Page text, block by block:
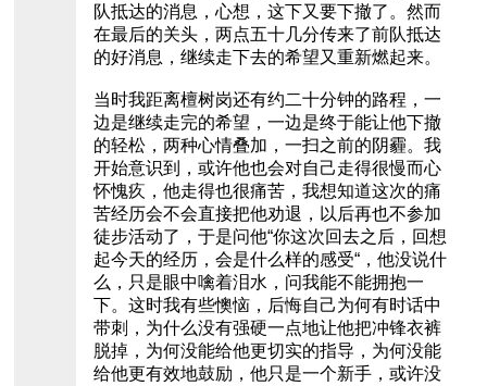
队抵达的消息，心想，这下又要下撤了。然而
在最后的关头，两点五十几分传来了前队抵达
的好消息，继续走下去的希望又重新燃起来。
当时我距离檀树岗还有约二十分钟的路程，一
边是继续走完的希望，一边是终于能让他下撤
的轻松，两种心情叠加，一扫之前的阴霾。我
开始意识到，或许他也会对自己走得很慢而心
怀愧疚，他走得也很痛苦，我想知道这次的痛
苦经历会不会直接把他劝退，以后再也不参加
徒步活动了，于是问他“你这次回去之后，回想
起今天的经历，会是什么样的感受“，他没说什
么，只是眼中噙着泪水，问我能不能拥抱一
下。这时我有些懊恼，后悔自己为何有时话中
带刺，为什么没有强硬一点地让他把冲锋衣裤
脱掉，为何没能给他更切实的指导，为何没能
给他更有效地鼓励，他只是一个新手，或许没